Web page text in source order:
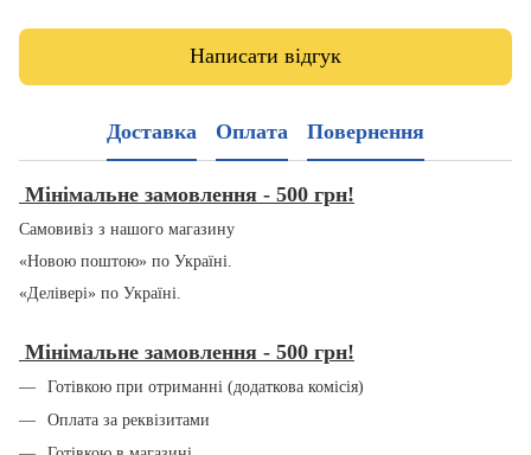
Написати відгук
Доставка Оплата Повернення
Мінімальне замовлення - 500 грн!
Самовивіз з нашого магазину
«Новою поштою» по Україні.
«Делівері» по Україні.
Мінімальне замовлення - 500 грн!
Готівкою при отриманні (додаткова комісія)
Оплата за реквізитами